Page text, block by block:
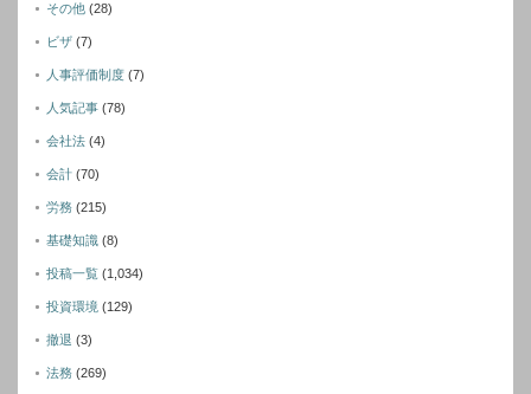
その他 (28)
ビザ (7)
人事評価制度 (7)
人気記事 (78)
会社法 (4)
会計 (70)
労務 (215)
基礎知識 (8)
投稿一覧 (1,034)
投資環境 (129)
撤退 (3)
法務 (269)